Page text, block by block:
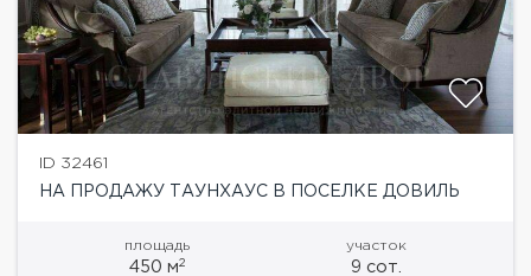
ID 32461
НА ПРОДАЖУ ТАУНХАУС В ПОСЕЛКЕ ДОВИЛЬ
площадь
450 м2
участок
9 сот.